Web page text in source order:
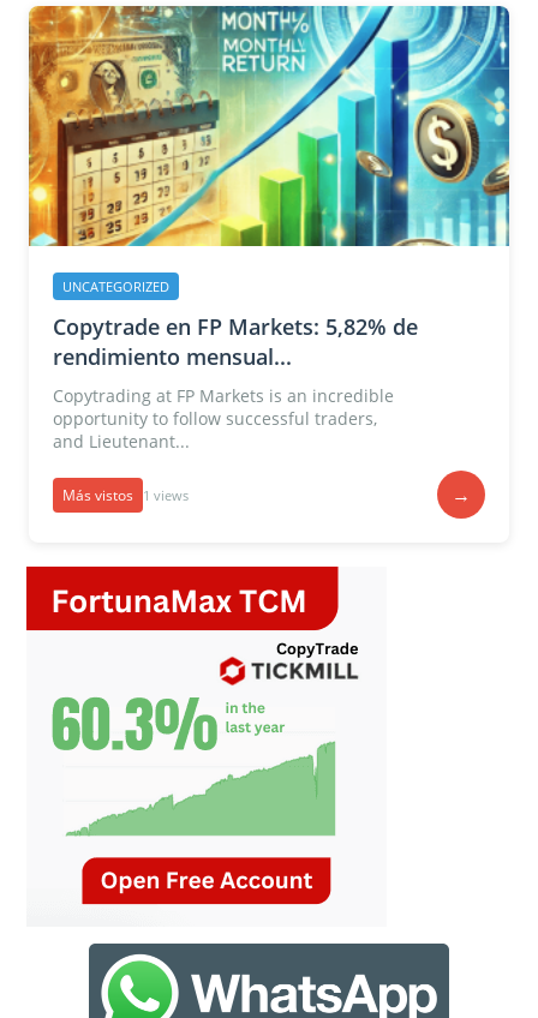
UNCATEGORIZED
Copytrade en FP Markets: 5,82% de
rendimiento mensual...
Copytrading at FP Markets is an incredible
opportunity to follow successful traders,
and Lieutenant...
Más vistos 1 views →